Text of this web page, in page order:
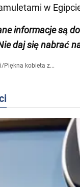
w
informacje są
daj się nabrać
/Piękna kobieta z...